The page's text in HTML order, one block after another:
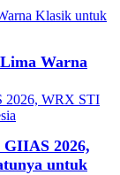
Warna
2026,
untuk